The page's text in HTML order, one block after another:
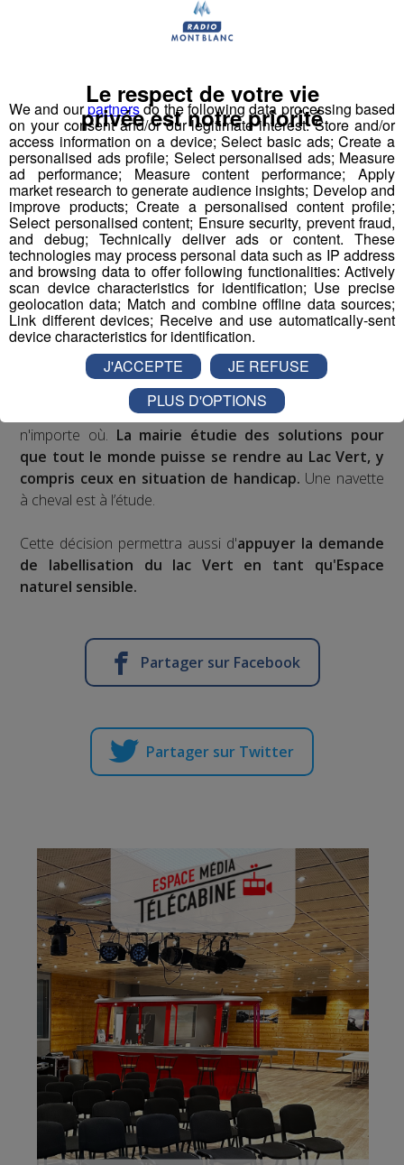
La mairie de Passy ne veut plus voir de voitures se
garer n'importe comment au lac Vert.
Le parking du restaurant va se transformer en un
espace piéton aménagé.Il faudra se garer sur le
parking de Plaine-Joux, qui comprend 700 places. La
décision a été prise pour résoudre le problème de
sur-fréquentation du siteet remettre de l’ordre dans
le stationnement.
Régulièrement, l'aire naturelle de camping et
l'accrobranche sont envahis de voitures qui se garent
n'importe où. La mairie étudie des solutions pour
que tout le monde puisse se rendre au Lac Vert, y
compris ceux en situation de handicap. Une navette
à cheval est à l’étude.
Cette décision permettra aussi d'appuyer la demande
de labellisation du lac Vert en tant qu'Espace
naturel sensible.
Partager sur Facebook
Partager sur Twitter
We and ourpartnersdo the following data processing based
on your consent and/or our legitimate interest: Store and/or
access information on a device; Select basic ads; Create a
personalised ads profile; Select personalised ads; Measure
ad performance; Measure content performance; Apply
market research to generate audience insights; Develop and
improve products; Create a personalised content profile;
Select personalised content; Ensure security, prevent fraud,
and debug; Technically deliver ads or content. These
technologies may process personal data such as IP address
and browsing data to offer following functionalities: Actively
scan device characteristics for identification; Use precise
geolocation data; Match and combine offline data sources;
Link different devices; Receive and use automatically-sent
device characteristics for identification.
Le respect de votre vie
privée est notre priorité
J'ACCEPTE
JE REFUSE
PLUS D'OPTIONS